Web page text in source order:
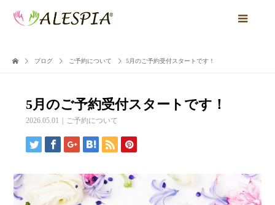
ブログ ご予約について 5月のご予約受付スタートです！
5月のご予約受付スタートです！
2026.05.01 ご予約について